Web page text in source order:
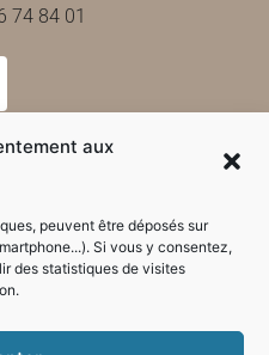
aux
peuvent être déposés sur
Si vous y consentez,
des statistiques de visites
74 84 01
de la mairie